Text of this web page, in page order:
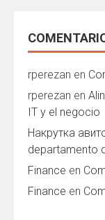
rperezan en
rperezan en
IT y el negocio
Накрутка
departamento
Finance en
Finance en